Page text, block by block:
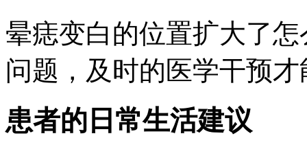
晕痣变白的位置扩大了
问题，及时的医学干预
患者的日常生活建议